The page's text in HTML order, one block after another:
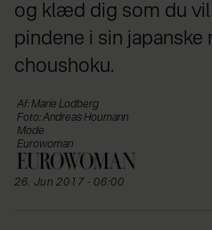
og klæd dig som du
pindene i sin japanske
choushoku.
Af: Marie Lodberg
Foto: Andreas Houmann
Mode
Eurowoman
26. Jun 2017 - 06:00